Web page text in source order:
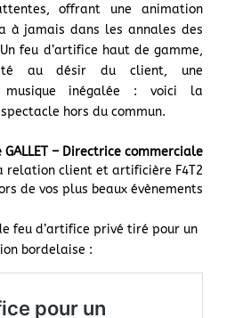
offrant une animation
à jamais dans les annales des
feu d’artifice haut de gamme,
au désir du client, une
musique inégalée : voici la
hors du commun.
GALLET – Directrice commerciale
relation client et artificière F4T2
de vos plus beaux évènements
feu d’artifice privé tiré pour un
bordelaise :